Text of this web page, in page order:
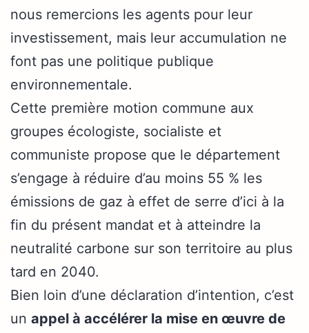
nous remercions les agents pour leur
investissement, mais leur accumulation ne
font pas une politique publique
environnementale.
Cette première motion commune aux
groupes écologiste, socialiste et
communiste propose que le département
s’engage à réduire d’au moins 55 % les
émissions de gaz à effet de serre d’ici à la
fin du présent mandat et à atteindre la
neutralité carbone sur son territoire au plus
tard en 2040.
Bien loin d’une déclaration d’intention, c’est
un appel à accélérer la mise en œuvre de